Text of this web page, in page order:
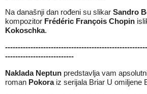
Na današnji dan rođeni su slikar Sandro
kompozitor Frédéric François Chopin
Kokoschka.
---------------------------
Naklada Neptun predstavlja vam
roman Pokora iz serijala Briar U omiljene